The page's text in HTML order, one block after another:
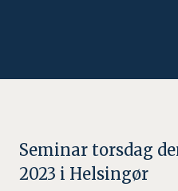
Seminar torsdag
2023 i Helsingør